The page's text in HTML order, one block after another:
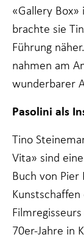
«Gallery
brachte sie
Führung
nahmen am
wunderbarer
Pasolini als
Tino
Vita» sind
Buch von Pier
70er-Jahre in
genutzt wird.
Erfahrung
Damit unsere
Website bei
Ihrem Besuch
möglich
Wenn Sie
diese Cookies
ablehnen,
werden einige
Funktionen
von der
verschwinden.